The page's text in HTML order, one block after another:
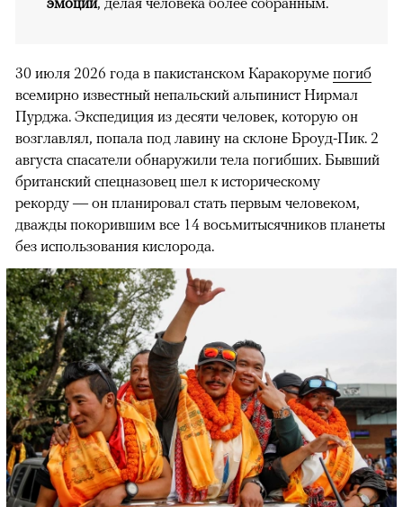
30 июля 2026 года в пакистанском Каракоруме погиб
всемирно известный непальский альпинист Нирмал
Пурджа. Экспедиция из десяти человек, которую он
возглавлял, попала под лавину на склоне Броуд-Пик. 2
августа спасатели обнаружили тела погибших. Бывший
британский спецназовец шел к историческому
рекорду — он планировал стать первым человеком,
дважды покорившим все 14 восьмитысячников планеты
без использования кислорода.